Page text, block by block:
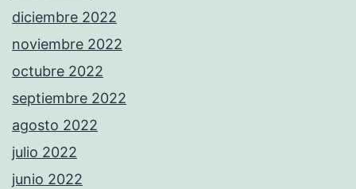
diciembre 2022
noviembre 2022
octubre 2022
septiembre 2022
agosto 2022
julio 2022
junio 2022